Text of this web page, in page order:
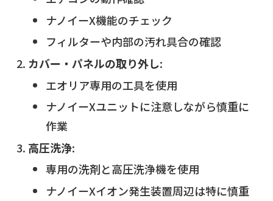
ナノイーX機能のチェック
フィルターや内部の汚れ具合の確認
カバー・パネルの取り外し:
エオリア専用の工具を使用
ナノイーXユニットに注意しながら慎重に
作業
高圧洗浄:
専用の洗剤と高圧洗浄機を使用
ナノイーXイオン発生装置周辺は特に慎重